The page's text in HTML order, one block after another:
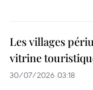
Les villages
vitrine
30/07/2026 03:18